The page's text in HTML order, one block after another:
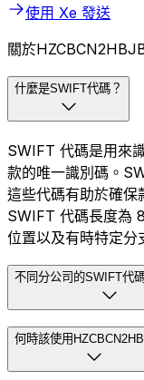
使用 Xe 發送
關於
什麼是SWIFT代碼？
SWIFT 代碼是用來
款的唯一識別碼。
這些代碼有助於確保
SWIFT 代碼長度為
位置以及有時特定分
不同分公司的SWIFT代
何時該使用